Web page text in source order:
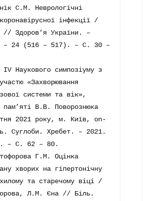
інфекції /
// Здоров’я України. –
– 24 (516 – 517). – С. 30 –
«Захворювання
системи та вік»,
пам’яті В.В. Поворознюка
2021 року, м. Київ, on-
Суглоби. Хребет. – 2021.
– С. 62 – 80.
хворих на гіпертонічну
та старечому віці /
Л.М. Єна // Біль.